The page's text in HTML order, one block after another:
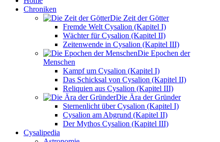
Chroniken
Die Zeit der Götter
Fremde Welt Cysalion (Kapitel I)
Wächter für Cysalion (Kapitel II)
Zeitenwende in Cysalion (Kapitel III)
Die Epochen der
Menschen
Kampf um Cysalion (Kapitel I)
Das Schicksal von Cysalion (Kapitel II)
Reliquien aus Cysalion (Kapitel III)
Die Ära der Gründer
Sternenlicht über Cysalion (Kapitel I)
Cysalion am Abgrund (Kapitel II)
Der Mythos Cysalion (Kapitel III)
Cysalipedia